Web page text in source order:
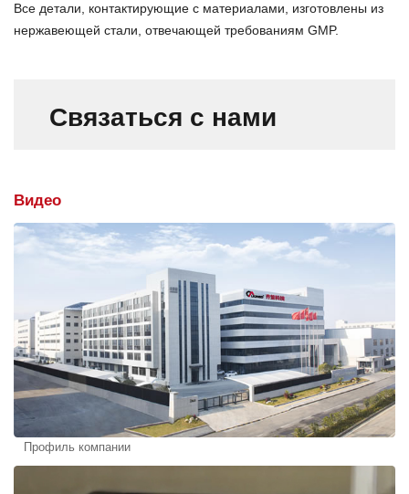
Все детали, контактирующие с материалами, изготовлены из
нержавеющей стали, отвечающей требованиям GMP.
Связаться с нами
Видео
Профиль компании